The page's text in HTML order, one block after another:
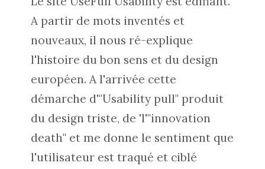
A partir de mots inventés et
nouveaux, il nous ré-explique
l'histoire du bon sens et du design
européen. A l'arrivée cette
démarche d'"Usability pull" produit
du design triste, de 'l'"innovation
death" et me donne le sentiment que
l'utilisateur est traqué et ciblé